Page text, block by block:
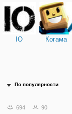
IO Когама
По популярности
694 90